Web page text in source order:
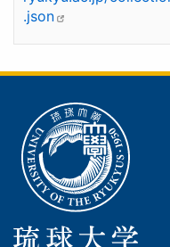
.json